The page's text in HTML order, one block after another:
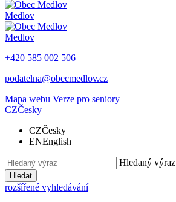
Medlov
Medlov
+420 585 002 506
podatelna@obecmedlov.cz
Mapa webu Verze pro seniory
CZČesky
CZČesky
ENEnglish
Hledaný výraz
Hledat
rozšířené vyhledávání